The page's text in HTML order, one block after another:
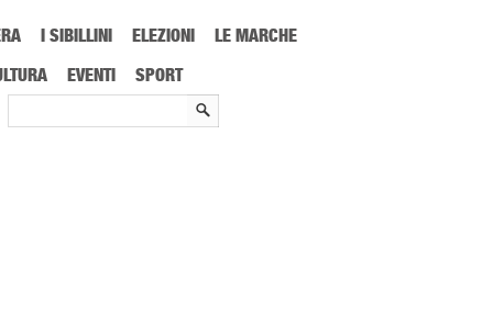
I SIBILLINI ELEZIONI
LE MARCHE
EVENTI SPORT